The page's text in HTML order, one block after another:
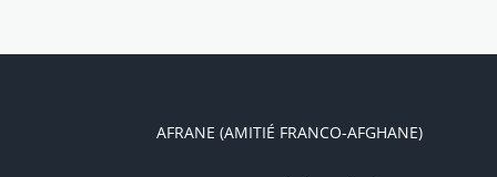
AFRANE (AMITIÉ FRANCO-AFGHANE)